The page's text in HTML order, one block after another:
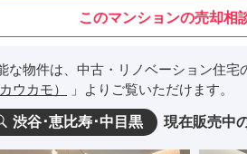
このマンションの売却相
な物件は、中古・リノベーション住宅
ウカモ） 」よりご覧いただけます。
渋谷･恵比寿･中目黒 現在販売中